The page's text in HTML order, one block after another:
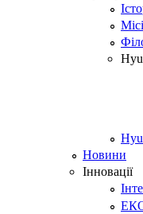
Новини
Інновації